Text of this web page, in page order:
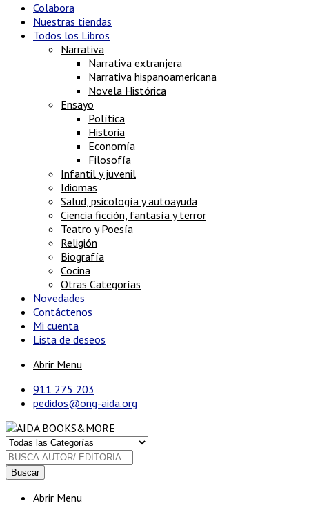
Colabora
Nuestras tiendas
Todos los Libros
Narrativa
Narrativa extranjera
Narrativa hispanoamericana
Novela Histórica
Ensayo
Política
Historia
Economía
Filosofía
Infantil y juvenil
Idiomas
Salud, psicología y autoayuda
Ciencia ficción, fantasía y terror
Teatro y Poesía
Religión
Biografía
Cocina
Otras Categorías
Novedades
Contáctenos
Mi cuenta
Lista de deseos
Abrir Menu
911 275 203
pedidos@ong-aida.org
Buscar
Abrir Menu